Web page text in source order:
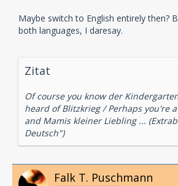
Maybe switch to English entirely then?
both languages, I daresay.
Zitat
Of course you know der
heard of Blitzkrieg / Perhaps you're
and Mamis kleiner Liebling ...
Deutsch")
Falk T. Puschmann